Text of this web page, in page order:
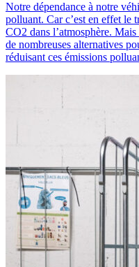
Notre dépendance à notre
polluant. Car c’est en effet le
CO2 dans l’atmosphère.
de nombreuses alternatives
réduisant ces émissions